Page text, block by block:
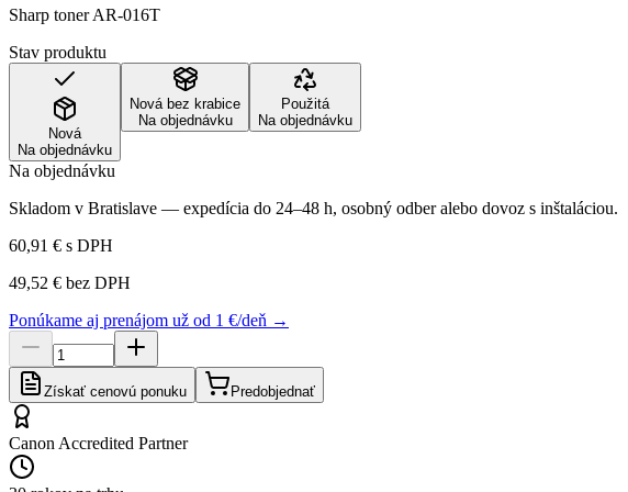
Sharp toner AR-016T
Stav produktu
Nová
Na objednávku
Nová bez krabice
Na objednávku
Použitá
Na objednávku
Na objednávku
Skladom v Bratislave — expedícia do 24–48 h, osobný odber alebo dovoz s inštaláciou.
60,91 € s DPH
49,52 € bez DPH
Ponúkame aj prenájom už od 1 €/deň →
Získať cenovú ponuku Predobjednať
Canon Accredited Partner